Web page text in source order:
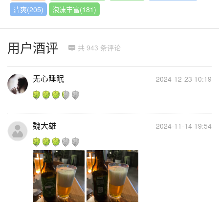
清爽(205)
泡沫丰富(181)
用户酒评  共 943 条评论
无心睡眠 2024-12-23 10:19
魏大雄 2024-11-14 19:54